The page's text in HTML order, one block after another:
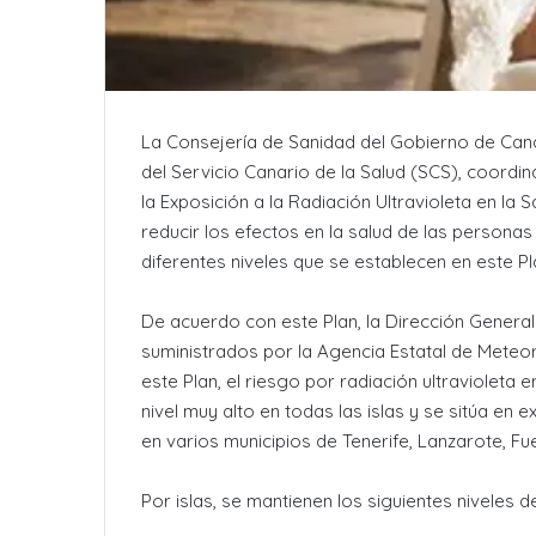
La Consejería de Sanidad del Gobierno de
del Servicio Canario de la Salud (SCS),
la Exposición a la Radiación Ultravioleta en la
reducir los efectos en la salud de las
diferentes niveles que se establecen en este
De acuerdo con este Plan, la Dirección
suministrados por la Agencia Estatal de
este Plan, el riesgo por radiación ultravioleta
nivel muy alto en todas las islas y se sitúa en
en varios municipios de Tenerife, Lanzarote,
Por islas, se mantienen los siguientes niveles